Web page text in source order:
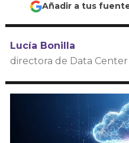
Añadir a tus
Lucía Bonilla
directora de Data